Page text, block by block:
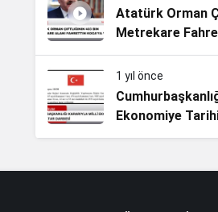
Atatürk Orman
Metrekare
Verildi!
1 yıl önce
Ekonomiye